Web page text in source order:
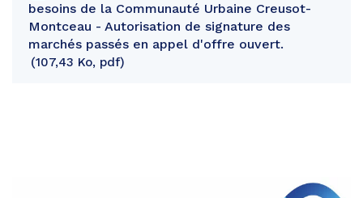
besoins de la Communauté Urbaine Creusot-
Montceau - Autorisation de signature des
marchés passés en appel d'offre ouvert.
107,43 Ko, pdf